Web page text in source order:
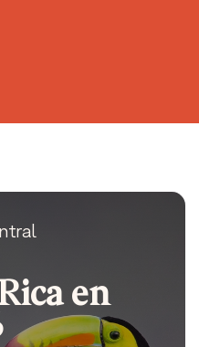
en